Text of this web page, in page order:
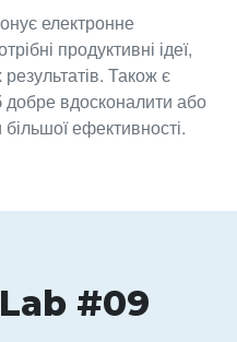
електронне
продуктивні ідеї,
Також є
добре вдосконалити або
ефективності.
#09